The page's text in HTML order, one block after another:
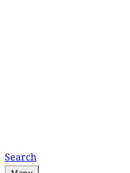
Search